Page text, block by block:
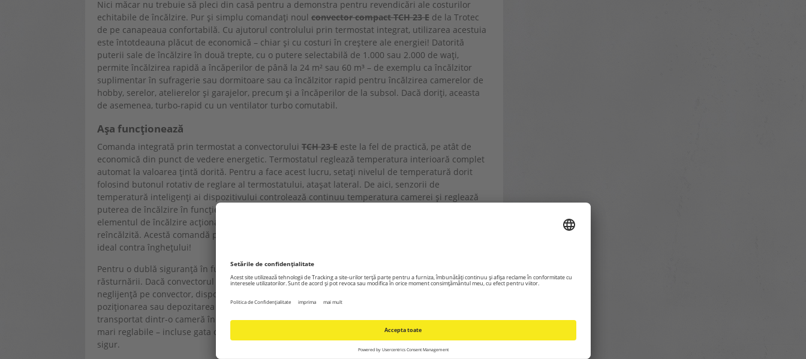
Nici măcar nu trebuie să pleci din casă pentru a demonstra pentru revendicări ale costurilor
echitabile de încălzire. Pur și simplu comandați noul convector compact TCH 23 E de la Trotec
de pe canapeaua confortabilă. Cu ajutorul controlului prin termostat integrat, utilizarea acestuia
este întotdeauna plăcut de economică – chiar și cu costuri în creștere ale energiei! Datorită
puterii sale de încălzire în două trepte, cu o putere selectabilă de 1.000 sau 2.000 de wați,
permite încălzirea rapidă a încăperilor de până la 24 m² sau 60 m³ – de exemplu ca încălzitor
suplimentar în sufragerie sau dormitoare sau ca încălzitor rapid pentru încălzirea camerelor de
hobby, serelor, atelierelor și garajelor, precum și a încăperilor de la subsol. Dacă doriți, aceasta
de asemenea, turbo-rapid cu un ventilator turbo comutabil.
Așa funcționează
Comanda integrată prin termostat a convectorului TCH 23 E este la fel de practică, pe atât de
economică din punct de vedere energetic. Termostatul reglează temperatura interioară complet
automat la valoarea țintă dorită. Pentru a face acest lucru, setați nivelul de temperatură dorit
folosind butonul rotativ de reglare al termostatului, atașat lateral. De aici, senzorii de
temperatură inteligenți ai dispozitivului controlează continuu temperatura camerei și reglează
puterea de încălzire în funcție de temperatura dorită. Dacă temperatura țintă este atinsă,
elementul de încălzire acționat electric se oprește singur până când încăperea trebuie
reîncălzită. Acestă comandă prin control termostat face, de asemenea, din
ideal contra înghețului!
Pentru o dublă siguranță în funcționare, TCH 23 E are protecție împotriva supraîncălzirii și contra
răsturnării. Dacă convectorul este răsturnat accidental sau dacă hainele sunt așezate din
neglijență pe convector, dispozitivul se decuplează automat. Mânerele elegante incastrate fac ca
poziționarea sau depozitarea dispozitivului să fie o joaca de copil. Convectorul poate fi
transportat dintr-o cameră în alta sau depozitat într-un dulap în cel mai scurt timp. Picioarele
mari reglabile – incluse gata de asamblare în pachetul de livrare – asigură întotdeauna un suport
sigur.